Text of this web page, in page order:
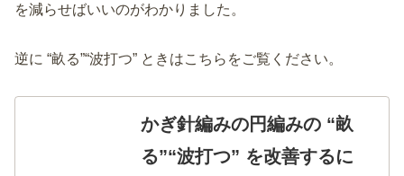
を減らせばいいのがわかりました。
逆に “畝る”“波打つ” ときはこちらをご覧ください。
かぎ針編みの円編みの “畝
る”“波打つ” を改善するに